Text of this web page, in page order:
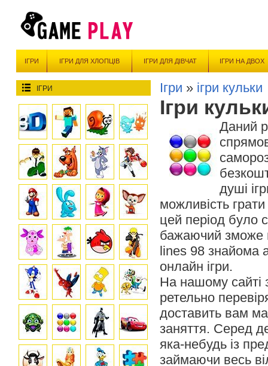
ІГРИ ІГРИ ДЛЯ ХЛОПЦІВ ІГРИ ДЛЯ ДІВЧАТ ІГРИ НА ДВОХ
ІГРИ Ігри » ігри кульки
Ігри
Даний
душі
можливість
цей період було
бажаючий зможе
lines 98 знайома
онлайн ігри.
На нашому сайті
ретельно
доставить вам
заняття. Серед
яка-небудь із
займаючи весь